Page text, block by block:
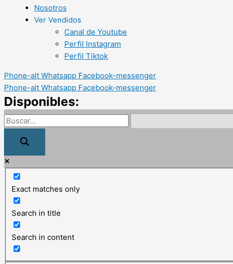
Nosotros
Ver Vendidos
Canal de Youtube
Perfil Instagram
Perfil Tiktok
Phone-alt Whatsapp Facebook-messenger
Phone-alt Whatsapp Facebook-messenger
Disponibles:
Exact matches only
Search in title
Search in content